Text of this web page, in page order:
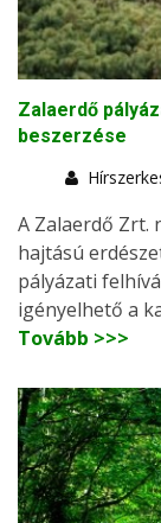
Zalaerdő
beszerzése
A Zalaerdő Zrt.
hajtású
pályázati
igényelhető a
Tovább >>>